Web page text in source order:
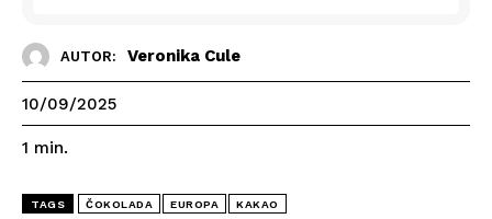
AUTOR: Veronika Cule
10/09/2025
1 min.
TAGS ČOKOLADA EUROPA KAKAO